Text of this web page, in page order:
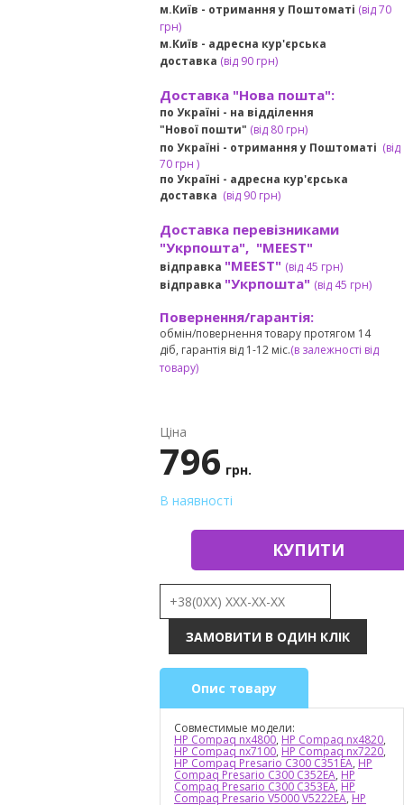
м.Київ - отримання у Поштоматі (від 70
грн)
м.Київ - адресна кур'єрська
доставка (від90 грн)
Доставка "Нова пошта":
по Україні - на відділення
"Нової пошти" (від 80 грн)
по Україні - отримання у Поштоматі (від
70 грн )
по Україні - адресна кур'єрська
доставка (від90 грн)
Доставка перевізниками
"Укрпошта", "MEEST"
відправка "MEEST" (від 45 грн)
відправка "Укрпошта" (від 45 грн)
Повернення/гарантія:
обмін/повернення товару протягом 14
діб, гарантія від 1-12 міс.(в залежності від
товару)
Ціна
796 грн.
В наявності
КУПИТИ
Опис товару
Совместимые модели:
HP Compaq nx4800, HP Compaq nx4820,
HP Compaq nx7100, HP Compaq nx7220,
HP Compaq Presario C300 C351EA, HP
Compaq Presario C300 C352EA, HP
Compaq Presario C300 C353EA, HP
Compaq Presario V5000 V5222EA, HP